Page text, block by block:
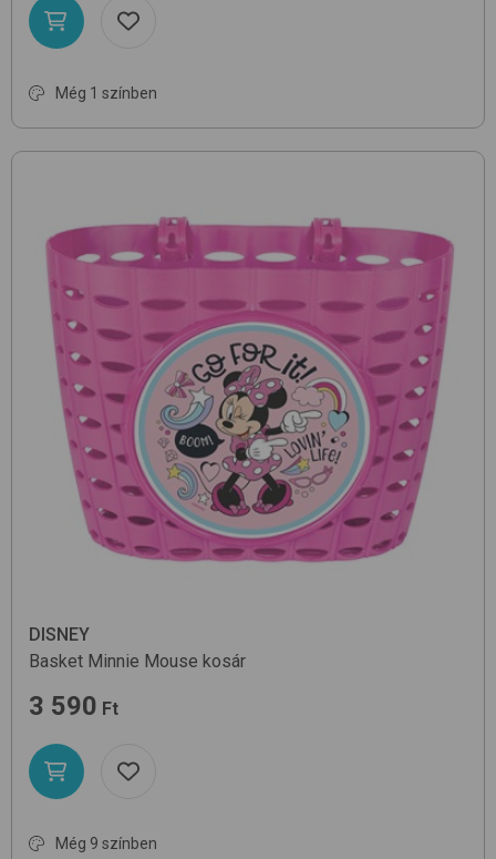
Még 1 színben
DISNEY
Basket Minnie Mouse kosár
3 590 Ft
Még 9 színben